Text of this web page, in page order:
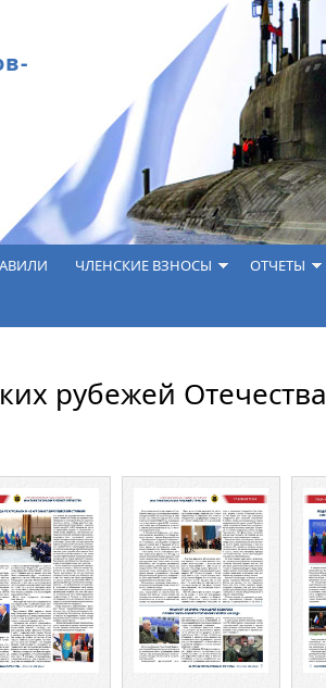
ЧЛЕНСКИЕ ВЗНОСЫ ОТЧЕТЫ
рубежей Отечества